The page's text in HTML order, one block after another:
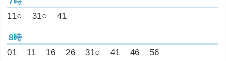
11○
31○ 41
8時
01
11 16 26 31○ 41 46 56